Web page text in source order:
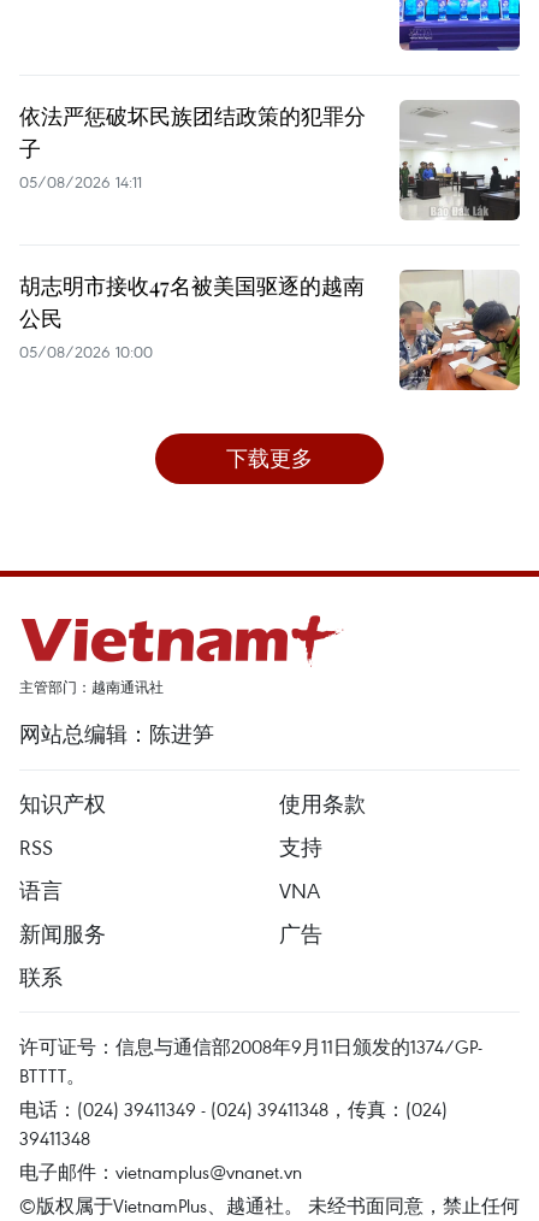
依法严惩破坏民族团结政策的犯罪分
子
05/08/2026 14:11
胡志明市接收47名被美国驱逐的越南
公民
05/08/2026 10:00
下载更多
主管部门：越南通讯社
网站总编辑：陈进笋
知识产权
使用条款
RSS
支持
语言
VNA
新闻服务
广告
联系
许可证号：信息与通信部2008年9月11日颁发的1374/GP-
BTTTT。
电话：(024) 39411349 - (024) 39411348，传真：(024)
39411348
电子邮件： vietnamplus@vnanet.vn
©版权属于VietnamPlus、越通社。 未经书面同意，禁止任何